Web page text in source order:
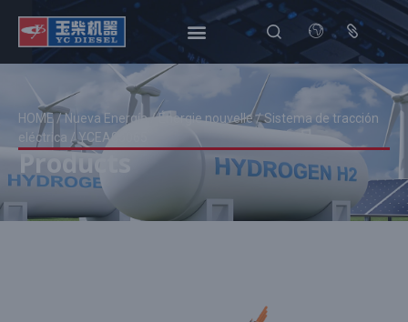
HOME/Nueva Energía/Énergie nouvelle/Sistema de tracción
eléctrica / YCEA05065
Products